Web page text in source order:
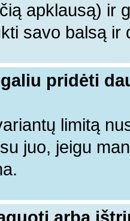
apklausą) ir
savo balsą ir
pridėti
limitą
juo, jeigu